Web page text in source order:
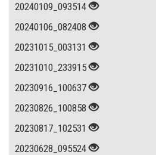
20240109_093514
20240106_082408
20231015_003131
20231010_233915
20230916_100637
20230826_100858
20230817_102531
20230628_095524